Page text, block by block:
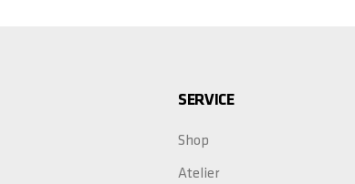
SERVICE
Shop
Atelier